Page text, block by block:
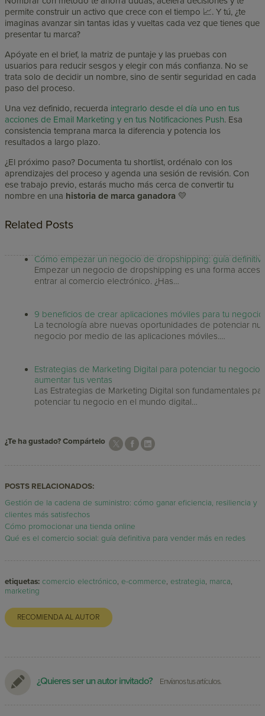
permite construir un activo que crece con el tiempo 📈. Y tú, ¿te
imaginas avanzar sin tantas idas y vueltas cada vez que tienes que
presentar tu marca?
Apóyate en el brief, la matriz de puntaje y las pruebas con
usuarios para reducir sesgos y elegir con más confianza. No se
trata solo de decidir un nombre, sino de sentir seguridad en cada
paso del proceso.
Una vez definido, recuerda integrarlo desde el día uno en tus
acciones de Email Marketing y en tus Notificaciones Push. Esa
consistencia temprana marca la diferencia y potencia los
resultados a largo plazo.
¿El próximo paso? Documenta tu shortlist, ordénalo con los
aprendizajes del proceso y agenda una sesión de revisión. Con
ese trabajo previo, estarás mucho más cerca de convertir tu
nombre en una historia de marca ganadora 💛
Related Posts
Cómo empezar un negocio de dropshipping: guía
Empezar un negocio de dropshipping es una forma
entrar al comercio electrónico. ¿Has…
9 beneficios de crear aplicaciones móviles para tu negocio
La tecnología abre nuevas oportunidades de potenciar
negocio por medio de las aplicaciones móviles.…
Estrategias de Marketing Digital para potenciar tu negocio
aumentar tus ventas
Las Estrategias de Marketing Digital son fundamentales
potenciar tu negocio en el mundo digital…
¿Te ha gustado? Compártelo
POSTS RELACIONADOS:
Gestión de la cadena de suministro: cómo ganar eficiencia, resiliencia y
clientes más satisfechos
Cómo promocionar una tienda online
Qué es el comercio social: guía definitiva para vender más en redes
etiquetas: comercio electrónico,e-commerce,estrategia, marca,
marketing
RECOMIENDA AL AUTOR
¿Quieres ser un autor invitado? Envíanos tus artículos.